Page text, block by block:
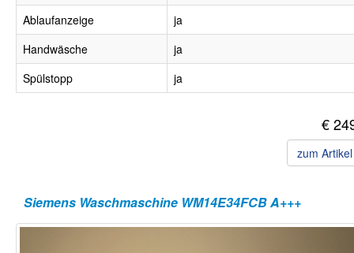
Ablaufanzeige
ja
Handwäsche
ja
Spülstopp
ja
€
zum
Siemens Waschmaschine WM14E34FCB A+++